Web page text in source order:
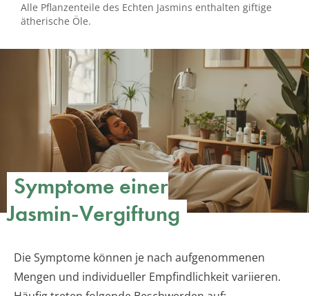
Alle Pflanzenteile des Echten Jasmins enthalten giftige
ätherische Öle.
Symptome einer
Jasmin-Vergiftung
Die Symptome können je nach aufgenommenen
Mengen und individueller Empfindlichkeit variieren.